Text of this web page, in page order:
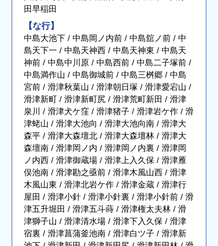
田早稲田
【な行】
中島大池下 / 中島岡ノ内前 / 中島舘ノ前 / 中
島天下一 / 中島天神西 / 中島天神東 / 中島天
神前 / 中島中川原 / 中島西前 / 中島二子塚前 /
中島満作山 / 中島御城前 / 中島三桝郷 / 中島
宮前 / 滑津秋葉山 / 滑津朝日塚 / 滑津愛宕山 /
滑津新町 / 滑津新町尻 / 滑津荒町新田 / 滑津
泉川 / 滑津犬ケ窪 / 滑津猪子 / 滑津岩ケ作 / 滑
津蛯山 / 滑津大池向 / 滑津大池向南 / 滑津大
森平 / 滑津大森壇北 / 滑津大森壇林 / 滑津大
森壇南 / 滑津岡ノ内 / 滑津岡ノ内裏 / 滑津岡
ノ内西 / 滑津御蔵場 / 滑津上入久保 / 滑津雁
俣池南 / 滑津勘之亟前 / 滑津木風山西 / 滑津
木風山東 / 滑津北岩ケ作 / 滑津金蔵 / 滑津行
屋田 / 滑津小針 / 滑津小針裏 / 滑津小針前 / 滑
津五升堀田 / 滑津五斗蒔 / 滑津権太夫林 / 滑
津獅子山 / 滑津清水場 / 滑津下入久保 / 滑津
宿裏 / 滑津菖蒲釜池南 / 滑津白ツ子 / 滑津新